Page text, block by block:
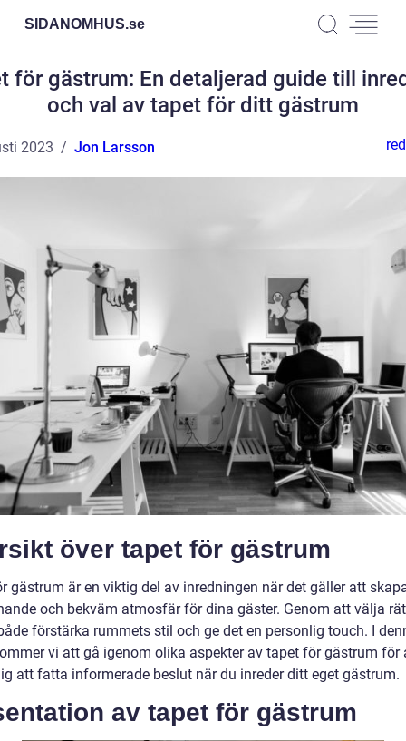
SIDANOMHUS.se
för gästrum: En detaljerad guide till
och val av tapet för ditt gästrum
2023 Jon Larsson
över tapet för gästrum
gästrum är en viktig del av inredningen när det gäller att
och bekväm atmosfär för dina gäster. Genom att välja
förstärka rummets stil och ge det en personlig touch. I
vi att gå igenom olika aspekter av tapet för gästrum för
att fatta informerade beslut när du inreder ditt eget gästrum.
av tapet för gästrum